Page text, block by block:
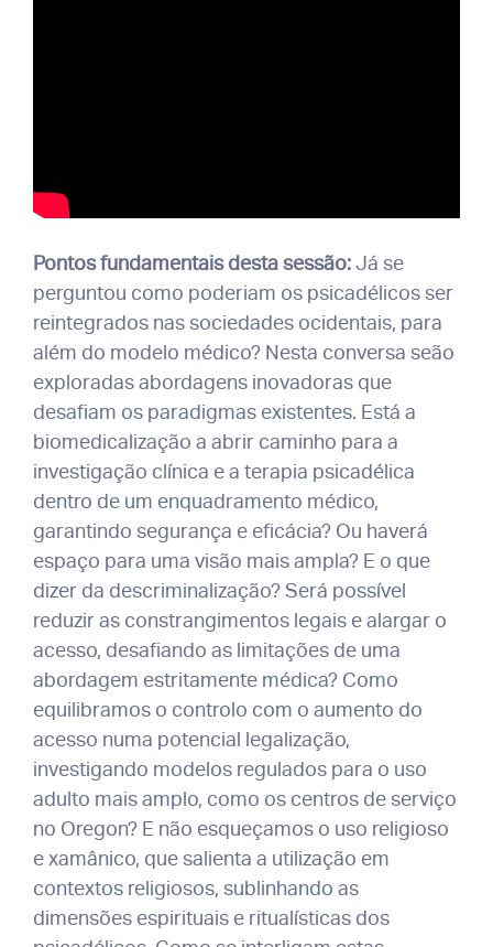
Pontos fundamentais desta sessão:Já se
perguntou como poderiam os psicadélicos ser
reintegrados nas sociedades ocidentais, para
além do modelo médico? Nesta conversa seão
exploradas abordagens inovadoras que
desafiam os paradigmas existentes. Está a
biomedicalização a abrir caminho para a
investigação clínica e a terapia psicadélica
dentro de um enquadramento médico,
garantindo segurança e eficácia? Ou haverá
espaço para uma visão mais ampla? E o que
dizer da descriminalização? Será possível
reduzir as constrangimentos legais e alargar o
acesso, desafiando as limitações de uma
abordagem estritamente médica? Como
equilibramos o controlo com o aumento do
acesso numa potencial legalização,
investigando modelos regulados para o uso
adulto mais amplo, como os centros de serviço
no Oregon? E não esqueçamos o uso religioso
e xamânico, que salienta a utilização em
contextos religiosos, sublinhando as
dimensões espirituais e ritualísticas dos